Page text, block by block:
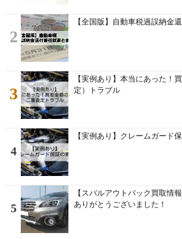
2
【全国版】自動車税過誤納金
3
【実例あり】本当にあった！
定）トラブル
4
【実例あり】クレームガード
5
【スバルアウトバック買取情
ありがとうございました！